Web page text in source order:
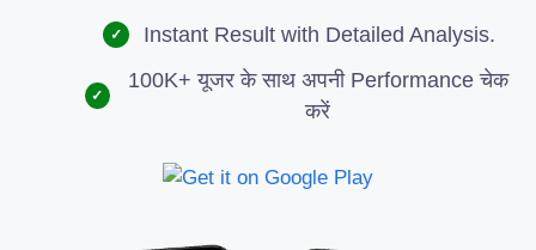
✓ Instant Result with Detailed Analysis.
✓
100K+ यूजर के साथ अपनी Performance चेक
करें